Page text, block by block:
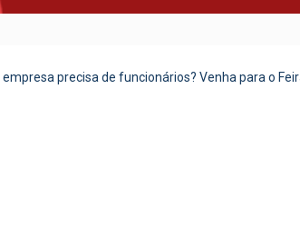
empresa precisa de funcionários? Venha para o